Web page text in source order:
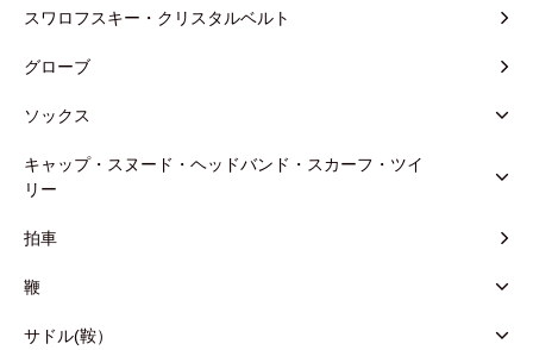
スワロフスキー・クリスタルベルト
グローブ
ソックス
キャップ・スヌード・ヘッドバンド・スカーフ・ツイ
リー
拍車
鞭
サドル(鞍）